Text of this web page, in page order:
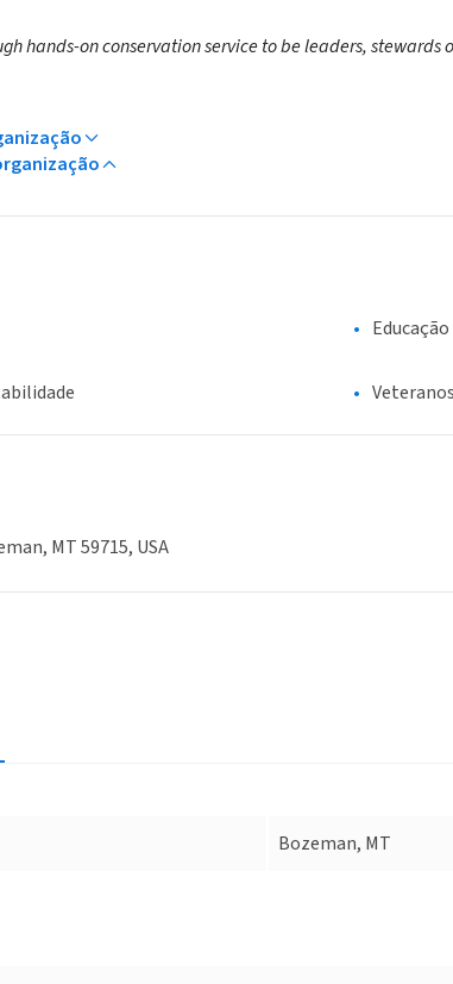
hands-on conservation service to be leaders,
Educação
MT 59715, USA
Bozeman, MT